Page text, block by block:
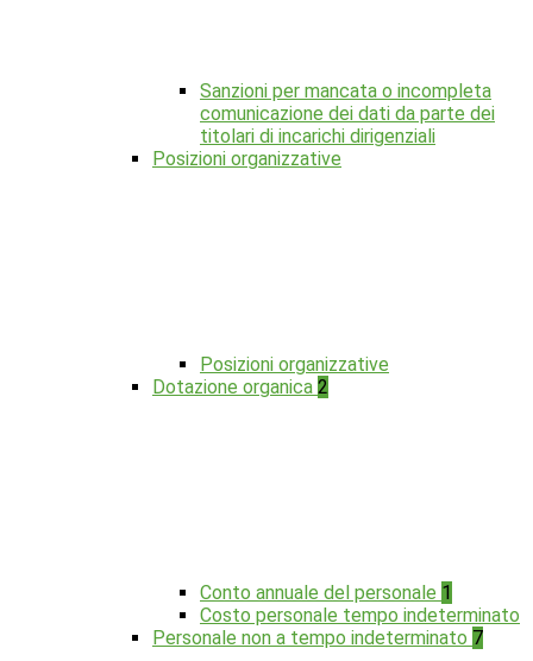
Sanzioni per mancata o incompleta
comunicazione dei dati da parte dei
titolari di incarichi dirigenziali
Posizioni organizzative
Posizioni organizzative
Dotazione organica 2
Conto annuale del personale 1
Costo personale tempo indeterminato
Personale non a tempo indeterminato 7